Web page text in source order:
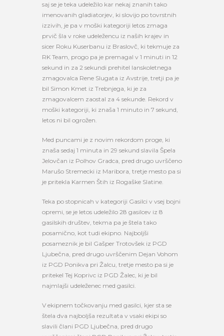
saj se je teka udeležilo kar nekaj znanih tako
imenovanih gladiatorjev, ki slovijo po tovrstnih
izzivih, je pa v moški kategoriji letos zmaga
prvič šla v roke udeležencu iz naših krajev in
sicer Roku Kuserbanu iz Braslovč, ki tekmuje za
RK Team, progo pa je premagal v 1 minuti in 12
sekund in za 2 sekundi prehitel lanskoletnega
zmagovalca Rene Slugata iz Avstrije, tretji pa je
bil Simon Kmet iz Trebnjega, ki je za
zmagovalcem zaostal za 4 sekunde. Rekord v
moški kategoriji, ki znaša 1 minuto in 7 sekund,
letos ni bil ogrožen.
Med puncami je z novim rekordom proge, ki
znaša sedaj 1 minuta in 29 sekund slavila Špela
Jelovčan iz Polhov Gradca, pred drugo uvrščeno
Marušo Stremecki iz Maribora, tretje mesto pa si
je pritekla Karmen Štih iz Rogaške Slatine.
Teka po stopnicah v kategoriji Gasilci v vsej bojni
opremi, se je letos udeležilo 28 gasilcev iz 8
gasilskih društev, tekma pa je štela tako
posamično, kot tudi ekipno. Najboljši
posameznik je bil Gašper Trotovšek iz PGD
Ljubečna, pred drugo uvrščenim Dejan Vohom
iz PGD Ponikva pri Žalcu, tretje mesto pa si je
pritekel Tej Koprivc iz PGD Žalec, ki je bil
najmlajši udeleženec med gasilci.
V ekipnem točkovanju med gasilci, kjer sta se
štela dva najboljša rezultata v vsaki ekipi so
slavili člani PGD Ljubečna, pred drugo